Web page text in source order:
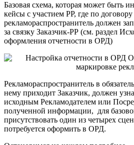
Базовая схема, которая может быть
кейсы с участием РР, где по договору
рекламораспространитель должен
за связку Заказчик-РР (см. раздел
оформления отчетности в ОРД)
Рекламораспространитель в
нему приходит Заказчик, должен
исходным Рекламодателем или
полученной информации, для
присутствовать один из четырех
потребуется оформить в ОРД.